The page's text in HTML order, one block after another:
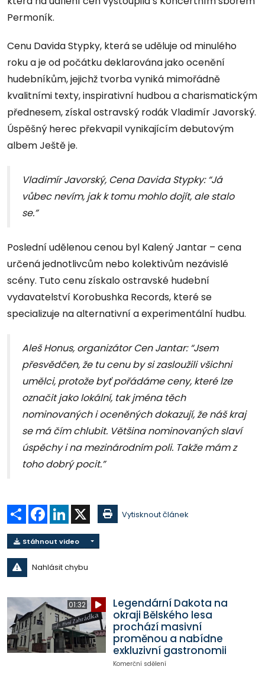
Permoník.
Cenu Davida Stypky, která se uděluje od minulého
roku a je od počátku deklarována jako ocenění
hudebníkům, jejichž tvorba vyniká mimořádně
kvalitními texty, inspirativní hudbou a charismatickým
přednesem, získal ostravský rodák Vladimír Javorský.
Úspěšný herec překvapil vynikajícím debutovým
albem Ještě je.
Vladimír Javorský, Cena Davida Stypky: “Já
vůbec nevím, jak k tomu mohlo dojít, ale stalo
se.”
Poslední udělenou cenou byl Kalený Jantar – cena
určená jednotlivcům nebo kolektivům nezávislé
scény. Tuto cenu získalo ostravské hudební
vydavatelství Korobushka Records, které se
specializuje na alternativní a experimentální hudbu.
Aleš Honus, organizátor Cen Jantar: “Jsem
přesvědčen, že tu cenu by si zasloužili všichni
umělci, protože byť pořádáme ceny, které lze
označit jako lokální, tak jména těch
nominovaných i oceněných dokazují, že náš kraj
se má čím chlubit. Většina nominovaných slaví
úspěchy i na mezinárodním poli. Takže mám z
toho dobrý pocit.”
Sdílet Facebook
LinkedIn Vytisknout článek
Stáhnout video
Nahlásit chybu
01:32
Legendární Dakota na
okraji Bělského lesa
prochází masivní
proměnou a nabídne
exkluzivní gastronomii
Komerční sdělení